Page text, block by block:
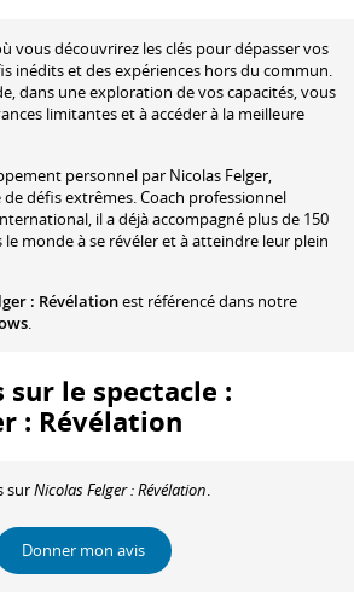
vous découvrirez les clés pour dépasser vos
inédits et des expériences hors du commun.
dans une exploration de vos capacités, vous
limitantes et à accéder à la meilleure
personnel par Nicolas Felger,
défis extrêmes. Coach professionnel
il a déjà accompagné plus de 150
monde à se révéler et à atteindre leur plein
: Révélationest référencé dans notre
.
sur le spectacle :
: Révélation
surNicolas Felger : Révélation.
Donner mon avis